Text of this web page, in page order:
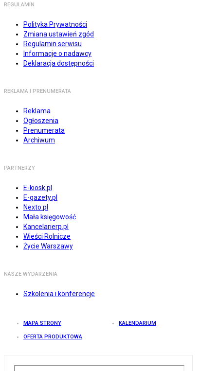
REGULAMIN
Polityka Prywatności
Zmiana ustawień zgód
Regulamin serwisu
Informacje o nadawcy
Deklaracja dostępności
REKLAMA I PRENUMERATA
Reklama
Ogłoszenia
Prenumerata
Archiwum
PARTNERZY
E-kiosk.pl
E-gazety.pl
Nexto.pl
Mała księgowość
Kancelarierp.pl
Wieści Rolnicze
Życie Warszawy
NASZE WYDARZENIA
Szkolenia i konferencje
MAPA STRONY KALENDARIUM
OFERTA PRODUKTOWA